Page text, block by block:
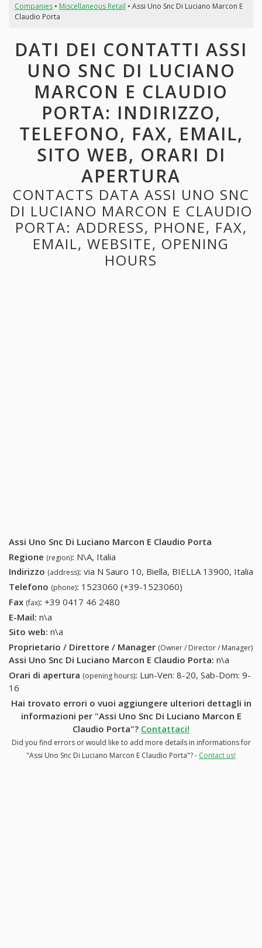
Companies• Miscellaneous Retail • Assi Uno Snc Di Luciano Marcon E
Claudio Porta
DATI DEI CONTATTI ASSI
UNO SNC DI LUCIANO
MARCON E CLAUDIO
PORTA: INDIRIZZO,
TELEFONO, FAX, EMAIL,
SITO WEB, ORARI DI
APERTURA
CONTACTS DATA ASSI UNO SNC
DI LUCIANO MARCON E CLAUDIO
PORTA: ADDRESS, PHONE, FAX,
EMAIL, WEBSITE, OPENING
HOURS
Assi Uno Snc Di Luciano Marcon E Claudio Porta
Regione (region): N\A, Italia
Indirizzo (address): via N Sauro 10, Biella, BIELLA 13900, Italia
Telefono (phone): 1523060 (+39-1523060)
Fax (fax): +39 0417 46 2480
E-Mail: n\a
Sito web: n\a
Proprietario / Direttore / Manager (Owner / Director / Manager)
Assi Uno Snc Di Luciano Marcon E Claudio Porta: n\a
Orari di apertura (opening hours): Lun-Ven: 8-20, Sab-Dom: 9-
16
Hai trovato errori o vuoi aggiungere ulteriori dettagli in
informazioni per "Assi Uno Snc Di Luciano Marcon E
Claudio Porta"? Contattaci!
Did you find errors or would like to add more details in informations for
"Assi Uno Snc Di Luciano Marcon E Claudio Porta"? - Contact us!